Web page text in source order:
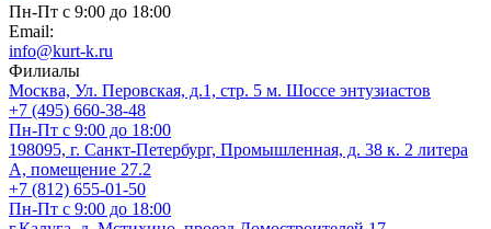
Пн-Пт с 9:00 до 18:00
Email:
info@kurt-k.ru
Филиалы
Москва, Ул. Перовская, д.1, стр. 5 м. Шоссе энтузиастов
+7 (495) 660-38-48
Пн-Пт с 9:00 до 18:00
198095, г. Санкт-Петербург, Промышленная, д. 38 к. 2 литера
А, помещение 27.2
+7 (812) 655-01-50
Пн-Пт с 9:00 до 18:00